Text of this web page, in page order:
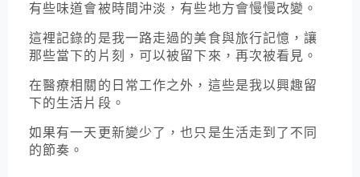
有些味道會被時間沖淡，有些地方會慢慢改變。
這裡記錄的是我一路走過的美食與旅行記憶，讓
那些當下的片刻，可以被留下來，再次被看見。
在醫療相關的日常工作之外，這些是我以興趣留
下的生活片段。
如果有一天更新變少了，也只是生活走到了不同
的節奏。